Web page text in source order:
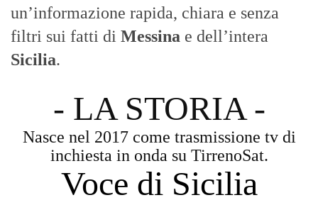
un’informazione rapida, chiara e senza
filtri sui fatti di Messina e dell’intera
Sicilia.
- LA STORIA -
Nasce nel 2017 come trasmissione tv di
inchiesta in onda su TirrenoSat.
Voce di Sicilia